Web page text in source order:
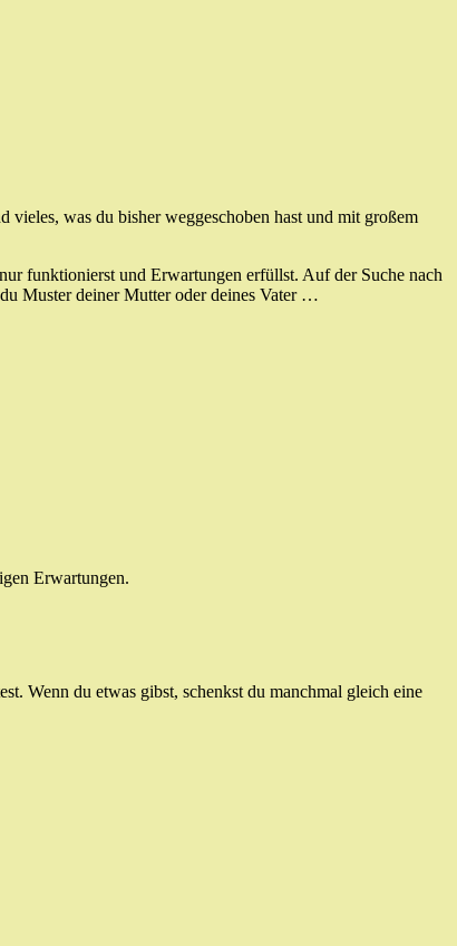
was du bisher weggeschoben hast und mit großem
funktionierst und Erwartungen erfüllst. Auf der Suche nach
Muster deiner Mutter oder deines Vater …
Erwartungen.
Wenn du etwas gibst, schenkst du manchmal gleich eine